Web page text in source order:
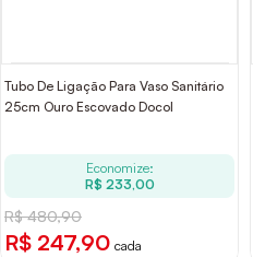
Tubo De Ligação Para Vaso Sanitário
25cm Ouro Escovado Docol
Economize:
R$ 233,00
R$ 480,90
R$ 247,90 cada